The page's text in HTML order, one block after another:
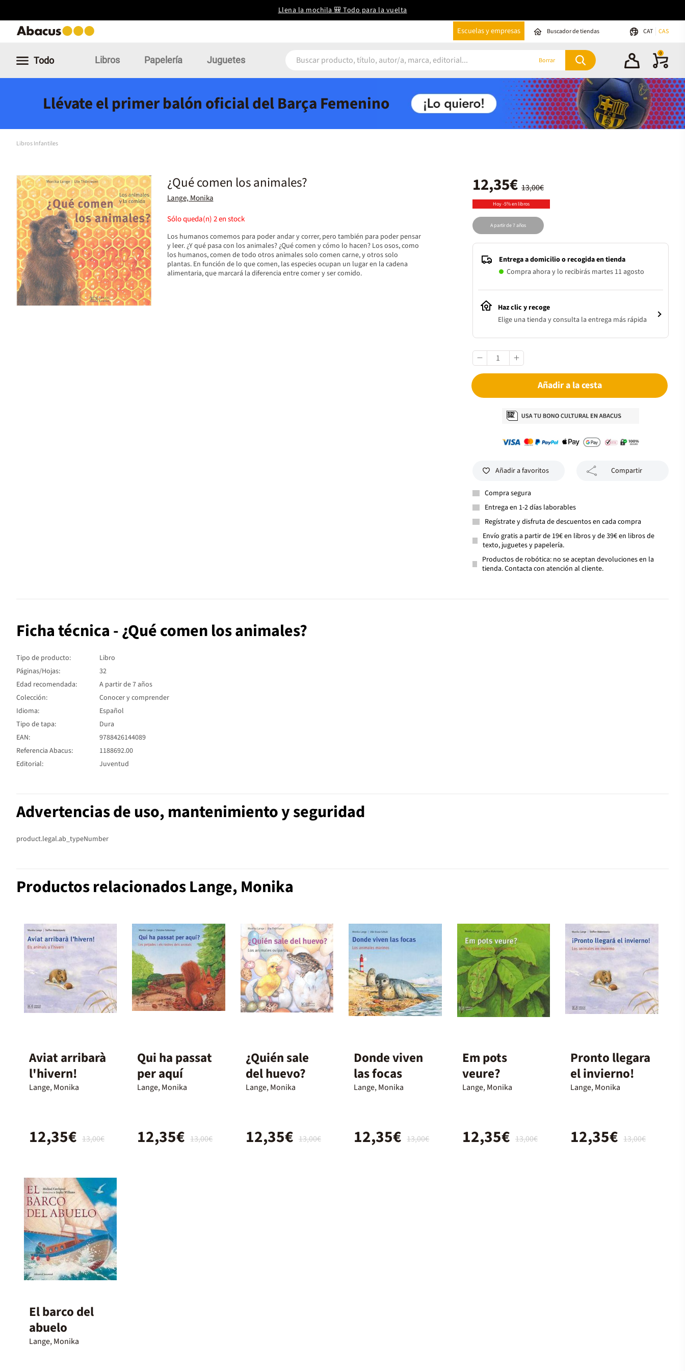
Llena la mochila 🎒 Todo para la vuelta
Escuelas y empresas Buscador de tiendas CAT CAS
Todo Libros Papelería Juguetes Borrar
0
Llévate el primer balón oficial del Barça Femenino
Libros Infantiles
¿Qué comen los animales?
Lange, Monika
Sólo queda(n)2en stock
Los humanos comemos para poder andar y correr, pero también para poder pensar
y leer. ¿Y qué pasa con los animales? ¿Qué comen y cómo lo hacen? Los osos, como
los humanos, comen de todo otros animales solo comen carne, y otros solo
plantas. En función de lo que comen, las especies ocupan un lugar en la cadena
alimentaria, que marcará la diferencia entre comer y ser comido.
13,00€
12,35€
Hoy -5% en libros
A partir de 7 años
Entrega a domicilio o recogida en tienda
Compra ahora y lo recibirás martes 11 agosto
Haz clic y recoge
Elige una tienda y consulta la entrega más rápida
Añadir a la cesta
Añadir a favoritos Compartir
Compra segura
Entrega en 1-2 días laborables
Regístrate y disfruta de descuentos en cada compra
Envío gratis a partir de 19€ en libros y de 39€ en libros de
texto, juguetes y papelería.
Productos de robótica: no se aceptan devoluciones en la
tienda. Contacta con atención al cliente.
Ficha técnica - ¿Qué comen los animales?
Tipo de producto:
Libro
Páginas/Hojas:
32
Edad recomendada:
A partir de 7 años
Colección:
Conocer y comprender
Idioma:
Español
Tipo de tapa:
Dura
EAN:
9788426144089
Referencia Abacus:
1188692.00
Editorial:
Juventud
Advertencias de uso, mantenimiento y seguridad
product.legal.ab_typeNumber
Productos relacionados Lange, Monika
Aviat arribarà
l'hivern!
Lange, Monika
13,00€
12,35€
Qui ha passat
per aquí
Lange, Monika
13,00€
12,35€
¿Quién sale
del huevo?
Lange, Monika
13,00€
12,35€
Donde viven
las focas
Lange, Monika
13,00€
12,35€
Em pots
veure?
Lange, Monika
13,00€
12,35€
Pronto llegara
el invierno!
Lange, Monika
13,00€
12,35€
El barco del
abuelo
Lange, Monika